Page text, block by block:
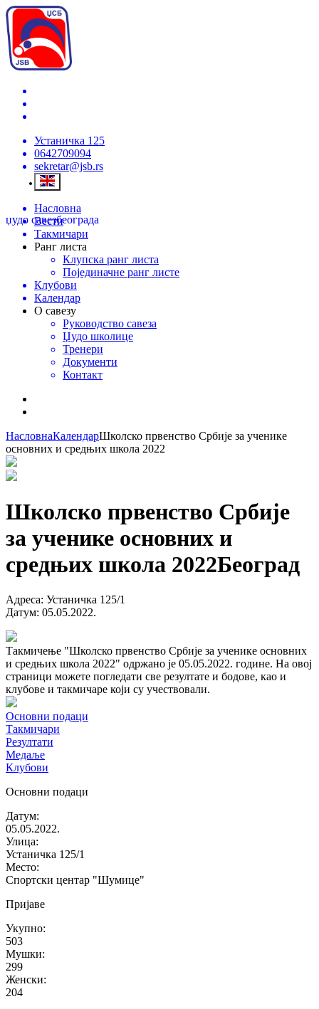
Устаничка 125
0642709094
sekretar@jsb.rs
џудо савезбеограда
Насловна
Вести
Такмичари
Ранг листа
Клупска ранг листа
Појединачне ранг листе
Клубови
Календар
О савезу
Руководство савеза
Џудо школице
Тренери
Документи
Контакт
НасловнаКалендарШколско првенство Србије за ученике
основних и средњих школа 2022
Школско првенство Србије
за ученике основних и
средњих школа 2022Београд
Адреса: Устаничка 125/1
Датум: 05.05.2022.
Такмичење "Школско првенство Србије за ученике основних
и средњих школа 2022" одржано је 05.05.2022. године. На овој
страници можете погледати све резултате и бодове, као и
клубове и такмичаре који су учествовали.
Основни подаци
Такмичари
Резултати
Медаље
Клубови
Основни подаци
Датум:
05.05.2022.
Улица:
Устаничка 125/1
Место:
Спортски центар "Шумице"
Пријаве
Укупно:
503
Мушки:
299
Женски:
204